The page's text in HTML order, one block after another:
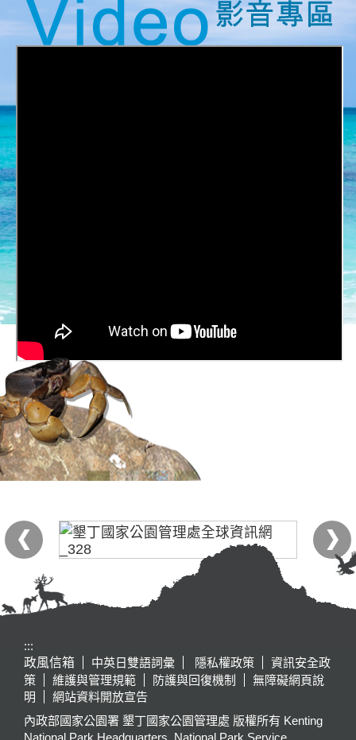
:::
政風信箱
中英日雙語詞彙 隱私權政策
資訊安全政
策
維護與管理規範 防護與回復機制
無障礙網頁說
明
網站資料開放宣告
內政部國家公園署 墾丁國家公園管理處 版權所有 Kenting
National Park Headquarters, National Park Service,